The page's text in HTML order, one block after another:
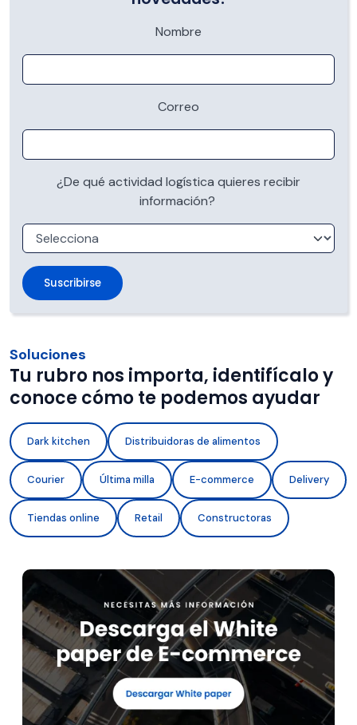
Nombre
Correo
¿De qué actividad logística quieres recibir
información?
Soluciones
Tu rubro nos importa, identifícalo y
conoce cómo te podemos ayudar
Dark kitchen Distribuidoras de alimentos
Courier Última milla E-commerce Delivery
Tiendas online Retail Constructoras